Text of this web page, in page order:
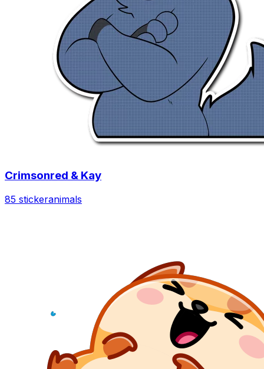
Crimsonred & Kay
85 stickeranimals